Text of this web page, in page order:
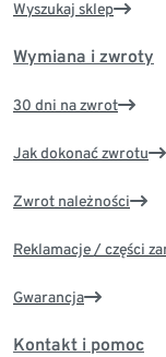
Wyszukaj sklep
Wymiana i zwroty
30 dni na zwrot
Jak dokonać zwrotu
Zwrot należności
Reklamacje / części
Gwarancja
Kontakt i pomoc